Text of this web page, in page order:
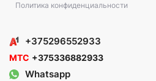
Политика конфиденциальности
+375296552933
МТС +375336882933
Whatsapp